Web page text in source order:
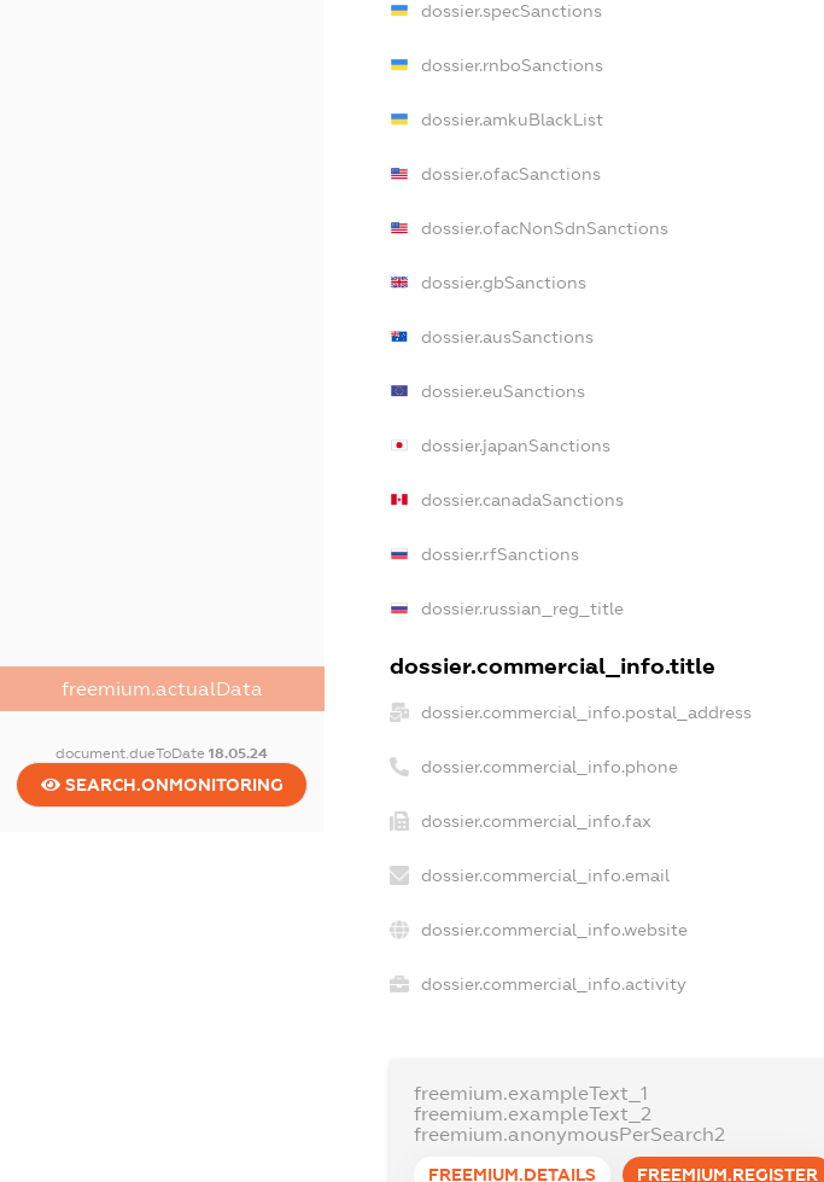
freemium.actualData
document.dueToDate18.05.24
SEARCH.ONMONITORING
dossier.specSanctions
dossier.rnboSanctions
dossier.amkuBlackList
dossier.ofacSanctions
dossier.ofacNonSdnSanctions
dossier.gbSanctions
dossier.ausSanctions
dossier.euSanctions
dossier.japanSanctions
dossier.canadaSanctions
dossier.rfSanctions
dossier.russian_reg_title
dossier.commercial_info.title
dossier.commercial_info.postal_address
dossier.commercial_info.phone
dossier.commercial_info.fax
dossier.commercial_info.email
dossier.commercial_info.website
dossier.commercial_info.activity
freemium.exampleText_1
freemium.exampleText_2
freemium.anonymousPerSearch2
FREEMIUM.DETAILS FREEMIUM.REGISTER